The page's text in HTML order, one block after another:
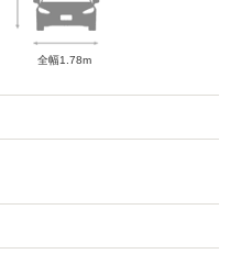
全幅1.78m